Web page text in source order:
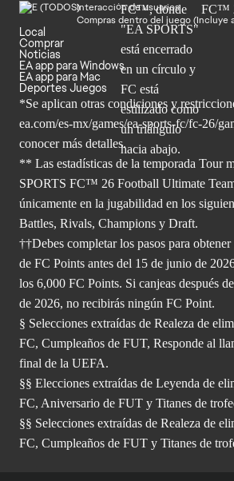
Interacción de usuarios
Compras dentro del juego (Incluye
Local
Comprar
Noticias
EA app para Windows
EA app para Mac
Deportes Juegos
*Se aplican otras condiciones y
ea.com/es-mx/games/ea-sports-fc/fc-26/
conocer más detalles.
** Las estadísticas de la temporada Tour
SPORTS FC™ 26 Football Ultimate
únicamente en la jugabilidad en los
Battles, Rivals, Champions y Draft.
††Debes completar los pasos para
de FC Points antes del 15 de junio de
los 6,000 FC Points. Si canjeas después
de 2026, no recibirás ningún FC Point.
§ Selecciones extraídas de Realeza de
FC, Cumpleaños de FUT, Responde al
final de la UEFA.
§§ Elecciones extraídas de Leyenda de
FC, Aniversario de FUT y Titanes de
§§ Selecciones extraídas de Realeza de
FC, Cumpleaños de FUT y Titanes de